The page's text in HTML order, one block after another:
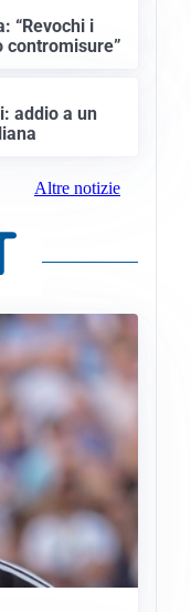
“Revochi i
addio a un
Altre notizie